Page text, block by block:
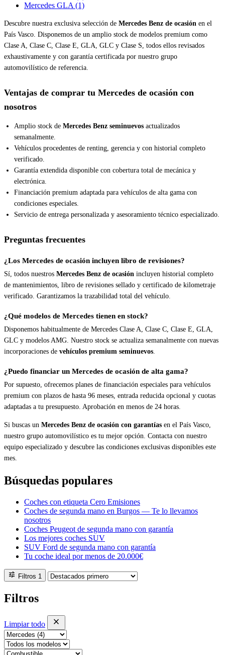
Mercedes GLA (1)
Descubre nuestra exclusiva selección de Mercedes Benz de ocasión en el
País Vasco. Disponemos de un amplio stock de modelos premium como
Clase A, Clase C, Clase E, GLA, GLC y Clase S, todos ellos revisados
exhaustivamente y con garantía certificada por nuestro grupo
automovilístico de referencia.
Ventajas de comprar tu Mercedes de ocasión con
nosotros
Amplio stock de Mercedes Benz seminuevos actualizados
semanalmente.
Vehículos procedentes de renting, gerencia y con historial completo
verificado.
Garantía extendida disponible con cobertura total de mecánica y
electrónica.
Financiación premium adaptada para vehículos de alta gama con
condiciones especiales.
Servicio de entrega personalizada y asesoramiento técnico especializado.
Preguntas frecuentes
¿Los Mercedes de ocasión incluyen libro de revisiones?
Sí, todos nuestros Mercedes Benz de ocasión incluyen historial completo
de mantenimientos, libro de revisiones sellado y certificado de kilometraje
verificado. Garantizamos la trazabilidad total del vehículo.
¿Qué modelos de Mercedes tienen en stock?
Disponemos habitualmente de Mercedes Clase A, Clase C, Clase E, GLA,
GLC y modelos AMG. Nuestro stock se actualiza semanalmente con nuevas
incorporaciones de vehículos premium seminuevos.
¿Puedo financiar un Mercedes de ocasión de alta gama?
Por supuesto, ofrecemos planes de financiación especiales para vehículos
premium con plazos de hasta 96 meses, entrada reducida opcional y cuotas
adaptadas a tu presupuesto. Aprobación en menos de 24 horas.
Si buscas un Mercedes Benz de ocasión con garantías en el País Vasco,
nuestro grupo automovilístico es tu mejor opción. Contacta con nuestro
equipo especializado y descubre las condiciones exclusivas disponibles este
mes.
Búsquedas populares
Coches con etiqueta Cero Emisiones
Coches de segunda mano en Burgos — Te lo llevamos
nosotros
Coches Peugeot de segunda mano con garantía
Los mejores coches SUV
SUV Ford de segunda mano con garantía
Tu coche ideal por menos de 20.000€
tune Filtros 1
Filtros
Limpiar todo close